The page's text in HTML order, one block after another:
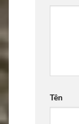
Tên